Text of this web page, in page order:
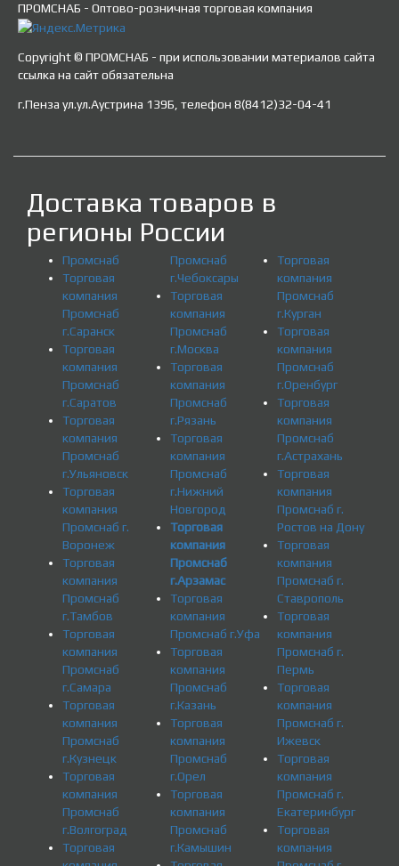
ПРОМСНАБ - Оптово-розничная торговая компания
Copyright © ПРОМСНАБ - при использовании материалов сайта
ссылка на сайт обязательна
г.Пенза ул.ул.Аустрина 139Б, телефон 8(8412)32-04-41
Доставка товаров в
регионы России
Промснаб
Торговая
компания
Промснаб
г.Саранск
Торговая
компания
Промснаб
г.Саратов
Торговая
компания
Промснаб
г.Ульяновск
Торговая
компания
Промснаб г.
Воронеж
Торговая
компания
Промснаб
г.Тамбов
Торговая
компания
Промснаб
г.Самара
Торговая
компания
Промснаб
г.Кузнецк
Торговая
компания
Промснаб
г.Волгоград
Торговая
Промснаб
г.Чебоксары
Торговая
компания
Промснаб
г.Москва
Торговая
компания
Промснаб
г.Рязань
Торговая
компания
Промснаб
г.Нижний
Новгород
Торговая
компания
Промснаб
г.Арзамас
Торговая
компания
Промснаб г.Уфа
Торговая
компания
Промснаб
г.Казань
Торговая
компания
Промснаб
г.Орел
Торговая
компания
Промснаб
г.Камышин
Торговая
компания
Промснаб
г.Курган
Торговая
компания
Промснаб
г.Оренбург
Торговая
компания
Промснаб
г.Астрахань
Торговая
компания
Промснаб г.
Ростов на Дону
Торговая
компания
Промснаб г.
Ставрополь
Торговая
компания
Промснаб г.
Пермь
Торговая
компания
Промснаб г.
Ижевск
Торговая
компания
Промснаб г.
Екатеринбург
Торговая
компания